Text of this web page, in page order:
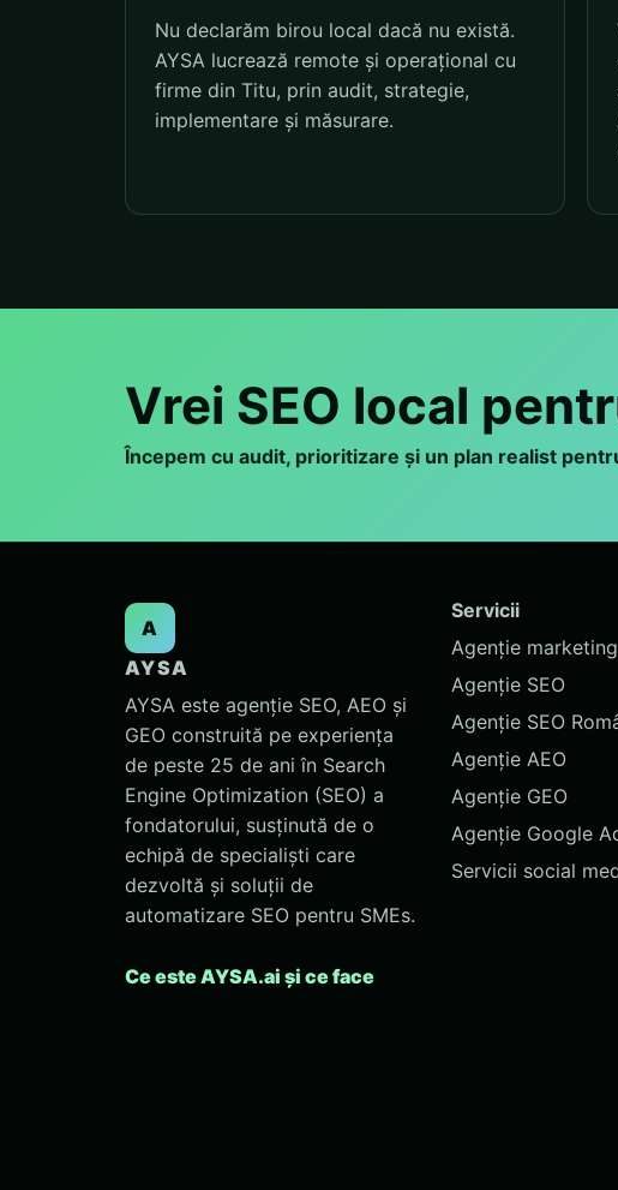
Nu declarăm birou local dacă nu există.
AYSA lucrează remote și operațional cu
firme din Titu, prin audit, strategie,
implementare și măsurare.
Vrei SEO local
Începem cu audit, prioritizare și un plan realist
A
AYSA
AYSA este agenție SEO, AEO și
GEO construită pe experiența
de peste 25 de ani în Search
Engine Optimization (SEO) a
fondatorului, susținută de o
echipă de specialiști care
dezvoltă și soluții de
automatizare SEO pentru SMEs.
Ce este AYSA.ai și ce face
Servicii
Agenție marketing
Agenție SEO
Agenție SEO
Agenție AEO
Agenție GEO
Agenție Google
Servicii social